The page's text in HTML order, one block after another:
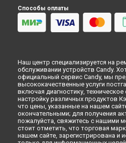
Способы оплаты
Наш центр специализируется на
обслуживании устройств Candy.
официальный сервис Candy, мы
высококачественные услуги
включая диагностику,
настройку различных продуктов
что цены, указанные на нашем
окончательными; для получения
пожалуйста, свяжитесь с нашими
стоит отметить, что торговая
нашем сайте, зарегистрирована и